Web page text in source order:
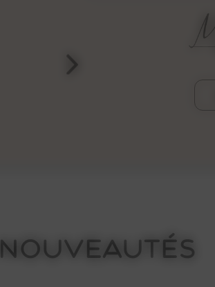
NOUVEAUTÉS